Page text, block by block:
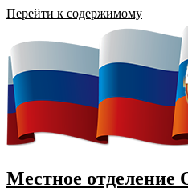
Перейти к содержимому
Местное отделение